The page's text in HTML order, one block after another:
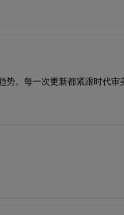
势。每一次更新都紧跟时代审